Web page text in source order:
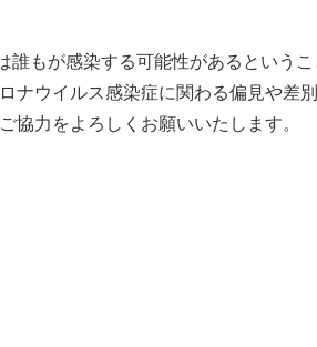
は
誰もが感染する可能性があるという
ナウイルス感染症に関わる偏見や差
協力をよろしくお願いいたします。
令
ス
園